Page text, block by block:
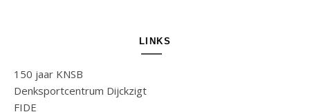
LINKS
150 jaar KNSB
Denksportcentrum Dijckzigt
FIDE